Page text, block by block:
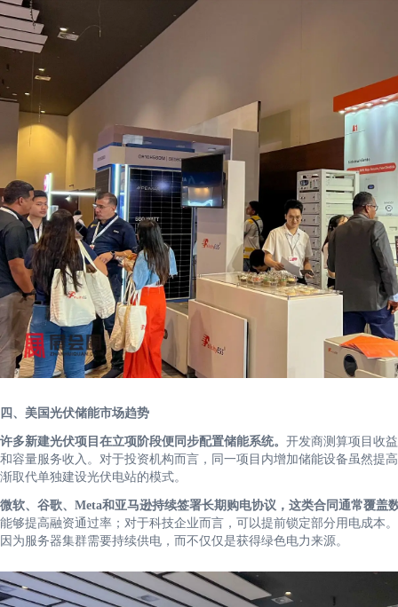
四、美国光伏储能市场趋势
许多新建光伏项目在立项阶段便同步配置储能系统。 开发商测算项目收
和容量服务收入。对于投资机构而言，同一项目内增加储能设备虽然提
渐取代单独建设光伏电站的模式。
微软、谷歌、Meta和亚马逊持续签署长期购电协议，这类合同通常覆盖
能够提高融资通过率；对于科技企业而言，可以提前锁定部分用电成本
因为服务器集群需要持续供电，而不仅仅是获得绿色电力来源。